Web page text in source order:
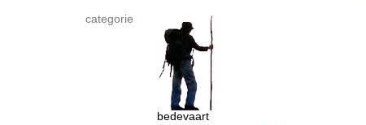
categorie
bedevaart